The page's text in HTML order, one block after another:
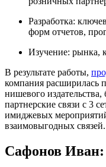
Разработка:
форм отчетов,
Изучение: рынка,
В результате работы,
компания расширилась
нишевого
партнерские связи с 3
имиджевых
взаимовыгодных связей.
Сафонов